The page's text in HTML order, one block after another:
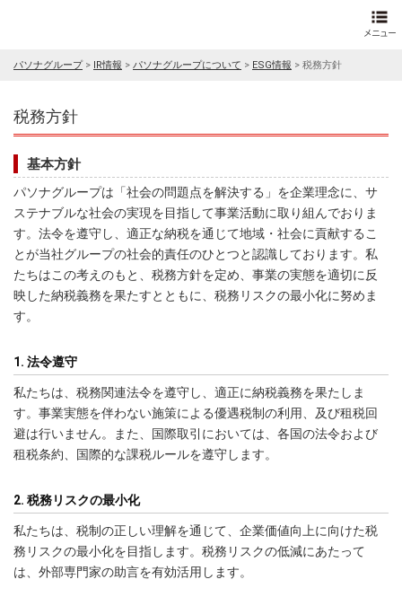
パソナグループ> IR情報 > パソナグループについて > ESG情報 > 税務方針
税務方針
基本方針
パソナグループは「社会の問題点を解決する」を企業理念に、サ
ステナブルな社会の実現を目指して事業活動に取り組んでおりま
す。法令を遵守し、適正な納税を通じて地域・社会に貢献するこ
とが当社グループの社会的責任のひとつと認識しております。私
たちはこの考えのもと、税務方針を定め、事業の実態を適切に反
映した納税義務を果たすとともに、税務リスクの最小化に努めま
す。
1. 法令遵守
私たちは、税務関連法令を遵守し、適正に納税義務を果たしま
す。事業実態を伴わない施策による優遇税制の利用、及び租税回
避は行いません。また、国際取引においては、各国の法令および
租税条約、国際的な課税ルールを遵守します。
2. 税務リスクの最小化
私たちは、税制の正しい理解を通じて、企業価値向上に向けた税
務リスクの最小化を目指します。税務リスクの低減にあたって
は、外部専門家の助言を有効活用します。